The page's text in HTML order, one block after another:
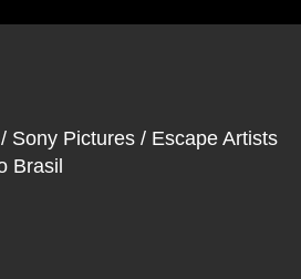
Sony Pictures / Escape Artists
Brasil